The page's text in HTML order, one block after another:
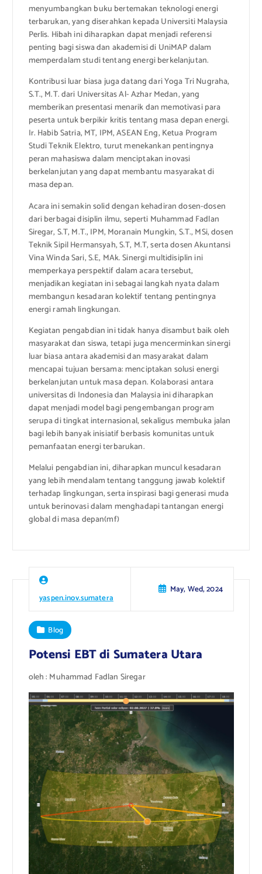
menyumbangkan buku bertemakan teknologi energi
terbarukan, yang diserahkan kepada Universiti Malaysia
Perlis. Hibah ini diharapkan dapat menjadi referensi
penting bagi siswa dan akademisi di UniMAP dalam
memperdalam studi tentang energi berkelanjutan.
Kontribusi luar biasa juga datang dari Yoga Tri Nugraha,
S.T., M.T. dari Universitas Al- Azhar Medan, yang
memberikan presentasi menarik dan memotivasi para
peserta untuk berpikir kritis tentang masa depan energi.
Ir. Habib Satria, MT, IPM, ASEAN Eng, Ketua Program
Studi Teknik Elektro, turut menekankan pentingnya
peran mahasiswa dalam menciptakan inovasi
berkelanjutan yang dapat membantu masyarakat di
masa depan.
Acara ini semakin solid dengan kehadiran dosen-dosen
dari berbagai disiplin ilmu, seperti Muhammad Fadlan
Siregar, S.T, M.T., IPM, Moranain Mungkin, S.T., MSi, dosen
Teknik Sipil Hermansyah, S.T, M.T, serta dosen Akuntansi
Vina Winda Sari, S.E, MAk. Sinergi multidisiplin ini
memperkaya perspektif dalam acara tersebut,
menjadikan kegiatan ini sebagai langkah nyata dalam
membangun kesadaran kolektif tentang pentingnya
energi ramah lingkungan.
Kegiatan pengabdian ini tidak hanya disambut baik oleh
masyarakat dan siswa, tetapi juga mencerminkan sinergi
luar biasa antara akademisi dan masyarakat dalam
mencapai tujuan bersama: menciptakan solusi energi
berkelanjutan untuk masa depan. Kolaborasi antara
universitas di Indonesia dan Malaysia ini diharapkan
dapat menjadi model bagi pengembangan program
serupa di tingkat internasional, sekaligus membuka jalan
bagi lebih banyak inisiatif berbasis komunitas untuk
pemanfaatan energi terbarukan.
Melalui pengabdian ini, diharapkan muncul kesadaran
yang lebih mendalam tentang tanggung jawab kolektif
terhadap lingkungan, serta inspirasi bagi generasi muda
untuk berinovasi dalam menghadapi tantangan energi
global di masa depan(mf)
yaspen.inov.sumatera
May, Wed, 2024
Blog
Potensi EBT di Sumatera Utara
oleh : Muhammad Fadlan Siregar